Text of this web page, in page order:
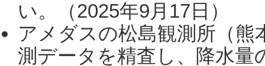
い。（2025年9月17日）
アメダスの松島観測所（熊
測データを精査し、降水